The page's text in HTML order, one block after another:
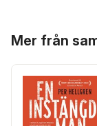
Mer från